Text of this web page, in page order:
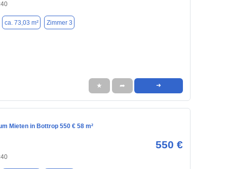
ca. 73,03 m² Zimmer 3
★ ➦ ➜
Mieten in Bottrop 550 € 58 m²
550 €